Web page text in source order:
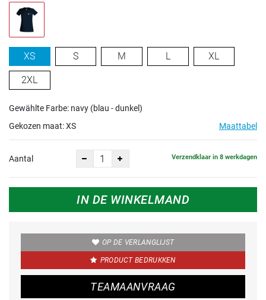
XS S M L XL
2XL
Gewählte Farbe: navy (blau - dunkel)
Gekozen maat:XS Maattabel
Aantal Verzendklaar in 8 werkdagen
IN DE WINKELMAND
OP DE VERLANGLIJST
PRODUCT BEDRUKKEN
TEAMAANVRAAG